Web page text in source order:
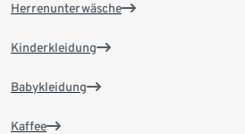
Herrenunterwäsche
Kinderkleidung
Babykleidung
Kaffee